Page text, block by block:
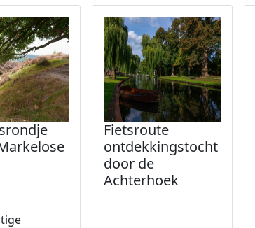
Fietsroute
ontdekkingstocht
door de
Achterhoek